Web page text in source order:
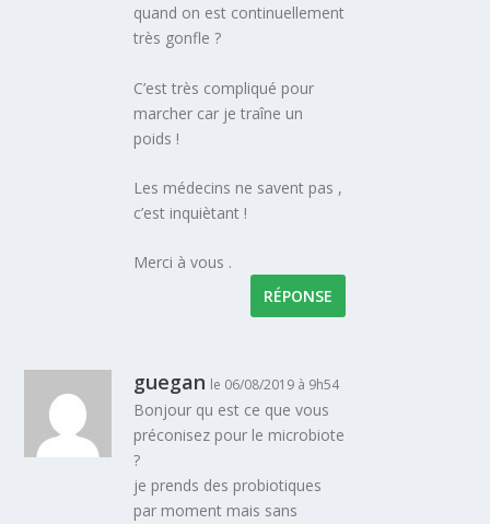
quand on est continuellement
très gonfle ?
C’est très compliqué pour
marcher car je traîne un
poids !
Les médecins ne savent pas ,
c’est inquiètant !
Merci à vous .
RÉPONSE
guegan le 06/08/2019 à 9h54
Bonjour qu est ce que vous
préconisez pour le microbiote
?
je prends des probiotiques
par moment mais sans